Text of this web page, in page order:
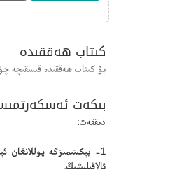
كىتاب ھەققىدە
بۇ كىتاب ھەققىدە قىسقىچە
بىكەت
دىققەت:
1- بېكىتىمىزگە
ئالاقىلىشىڭ.